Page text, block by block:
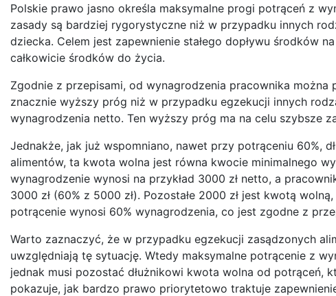
Polskie prawo jasno określa maksymalne progi potrąceń z
zasady są bardziej rygorystyczne niż w przypadku innych
dziecka. Celem jest zapewnienie stałego dopływu środków
całkowicie środków do życia.
Zgodnie z przepisami, od wynagrodzenia pracownika
znacznie wyższy próg niż w przypadku egzekucji innych
wynagrodzenia netto. Ten wyższy próg ma na celu szybsze
Jednakże, jak już wspomniano, nawet przy potrąceniu 60%,
alimentów, ta kwota wolna jest równa kwocie minimalnego
wynagrodzenie wynosi na przykład 3000 zł netto, a
3000 zł (60% z 5000 zł). Pozostałe 2000 zł jest kwotą
potrącenie wynosi 60% wynagrodzenia, co jest zgodne z
Warto zaznaczyć, że w przypadku egzekucji zasądzonych
uwzględniają tę sytuację. Wtedy maksymalne potrącenie z
jednak musi pozostać dłużnikowi kwota wolna od potrąceń,
pokazuje, jak bardzo prawo priorytetowo traktuje